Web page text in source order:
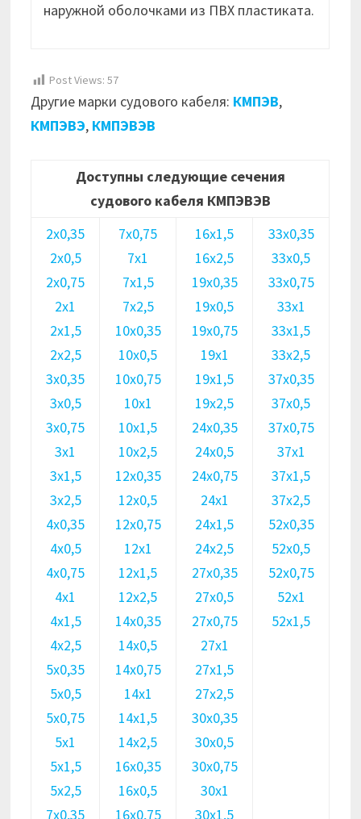
наружной оболочками из ПВХ пластиката.
Post Views: 57
Другие марки судового кабеля: КМПЭВ,
КМПЭВЭ, КМПЭВЭВ
Доступны следующие сечения
судового кабеля КМПЭВЭВ
2х0,35
2х0,5
2х0,75
2х1
2х1,5
2х2,5
3х0,35
3х0,5
3х0,75
3х1
3х1,5
3х2,5
4х0,35
4х0,5
4х0,75
4х1
4х1,5
4х2,5
5х0,35
5х0,5
5х0,75
5х1
5х1,5
5х2,5
7х0,35
7х0,75
7х1
7х1,5
7х2,5
10х0,35
10х0,5
10х0,75
10х1
10х1,5
10х2,5
12х0,35
12х0,5
12х0,75
12х1
12х1,5
12х2,5
14х0,35
14х0,5
14х0,75
14х1
14х1,5
14х2,5
16х0,35
16х0,5
16х0,75
16х1,5
16х2,5
19х0,35
19х0,5
19х0,75
19х1
19х1,5
19х2,5
24х0,35
24х0,5
24х0,75
24х1
24х1,5
24х2,5
27х0,35
27х0,5
27х0,75
27х1
27х1,5
27х2,5
30х0,35
30х0,5
30х0,75
30х1
30х1,5
33х0,35
33х0,5
33х0,75
33х1
33х1,5
33х2,5
37х0,35
37х0,5
37х0,75
37х1
37х1,5
37х2,5
52х0,35
52х0,5
52х0,75
52х1
52х1,5